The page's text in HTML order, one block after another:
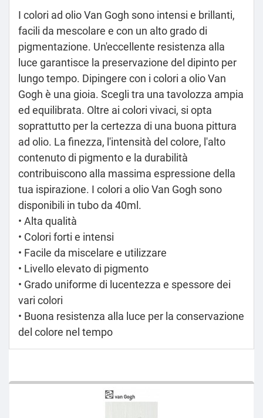
I colori ad olio Van Gogh sono intensi e brillanti,
facili da mescolare e con un alto grado di
pigmentazione. Un'eccellente resistenza alla
luce garantisce la preservazione del dipinto per
lungo tempo. Dipingere con i colori a olio Van
Gogh è una gioia. Scegli tra una tavolozza ampia
ed equilibrata. Oltre ai colori vivaci, si opta
soprattutto per la certezza di una buona pittura
ad olio. La finezza, l'intensità del colore, l'alto
contenuto di pigmento e la durabilità
contribuiscono alla massima espressione della
tua ispirazione. I colori a olio Van Gogh sono
disponibili in tubo da 40ml.
• Alta qualità
• Colori forti e intensi
• Facile da miscelare e utilizzare
• Livello elevato di pigmento
• Grado uniforme di lucentezza e spessore dei
vari colori
• Buona resistenza alla luce per la conservazione
del colore nel tempo